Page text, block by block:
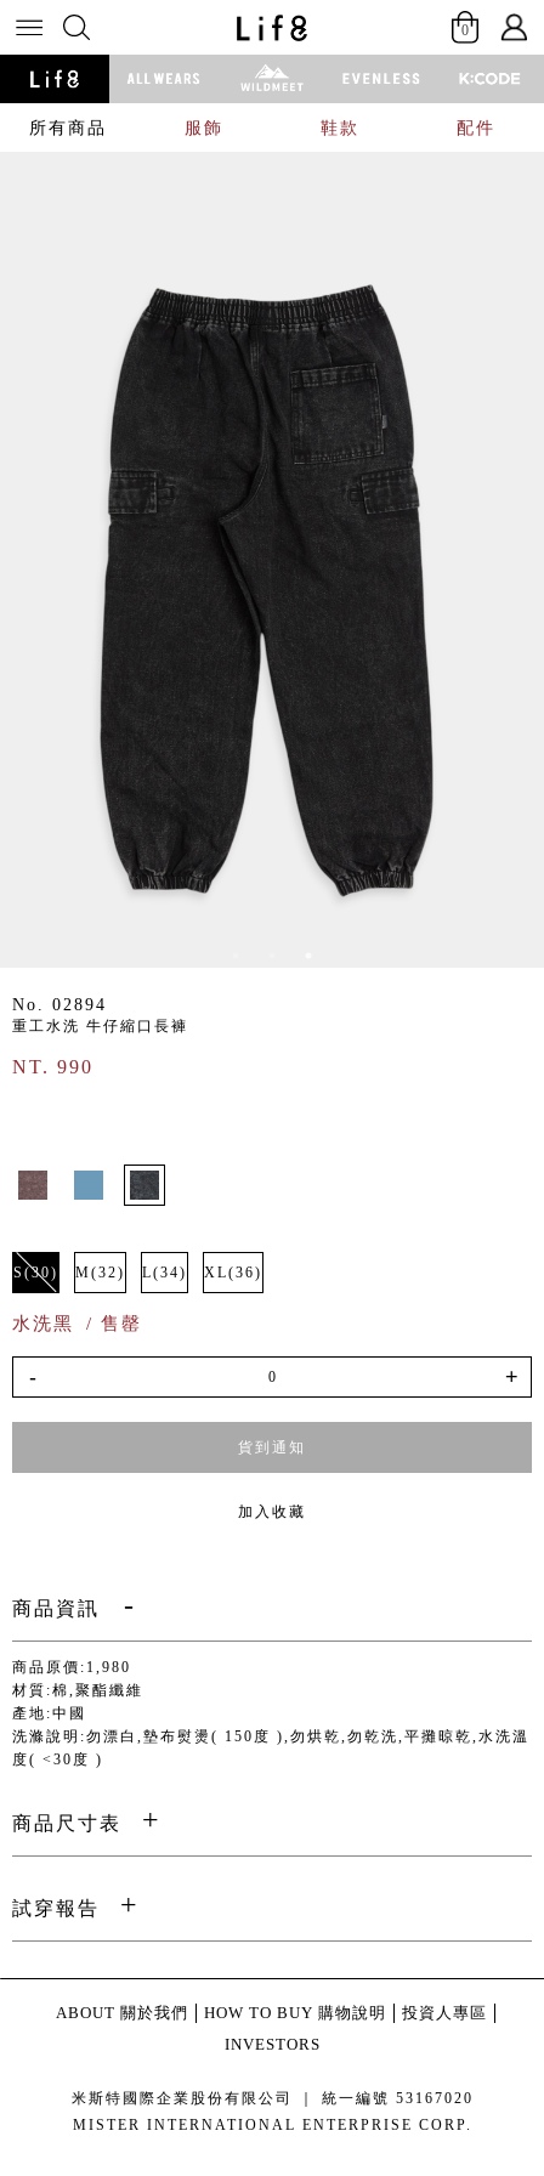
0
所有商品 服飾 鞋款 配件
No. 02894
重工水洗 牛仔縮口長褲
NT. 990
S(30) M(32) L(34) XL(36)
水洗黑 / 售罄
- +
貨到通知
加入收藏
商品資訊
商品原價:1,980
材質:棉,聚酯纖維
產地:中國
洗滌說明:勿漂白,墊布熨燙( 150度 ),勿烘乾,勿乾洗,平攤晾乾,水洗溫
度( <30度 )
商品尺寸表
試穿報告
ABOUT 關於我們 HOW TO BUY 購物說明
投資人專區
INVESTORS
米斯特國際企業股份有限公司 ｜ 統一編號 53167020
MISTER INTERNATIONAL ENTERPRISE CORP.